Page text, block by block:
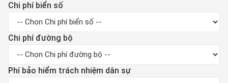
Chi phí biển số
Chi phí đường bộ
Phí bảo hiểm trách nhiệm dân sự